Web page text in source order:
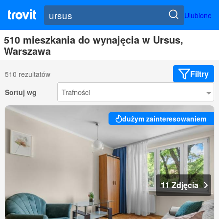
Ulubione
510 mieszkania do wynajęcia w Ursus,
Warszawa
510 rezultatów Filtry
Sortuj wg
dużym zainteresowaniem
11 Zdjęcia